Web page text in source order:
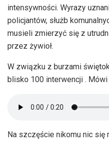
intensywności. Wyrazy
policjantów, służb
musieli zmierzyć się z
przez żywioł.
W związku z burzami
blisko 100 interwencji .
Na szczęście nikomu nic się